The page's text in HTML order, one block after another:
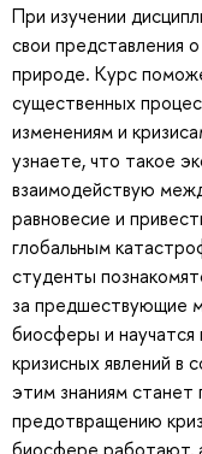
При изучении
свои представления
природе. Курс
существенных
изменениям и
узнаете, что такое
взаимодействую
равновесие и
глобальным
студенты
за предшествующие
биосферы и научатся
кризисных явлений в
этим знаниям
предотвращению